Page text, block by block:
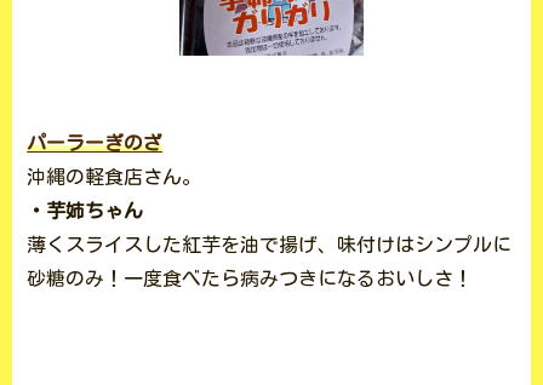
パーラーぎのざ
沖縄の軽食店さん。
・芋姉ちゃん
薄くスライスした紅芋を油で揚げ、味付けはシンプルに
砂糖のみ！一度食べたら病みつきになるおいしさ！